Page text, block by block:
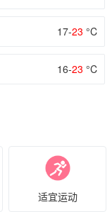
17-23 °C
16-23 °C
适宜运动